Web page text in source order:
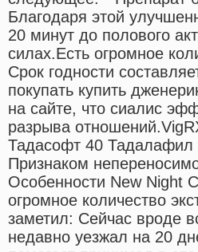
Благодаря этой
20 минут до полового
силах.Есть огромное
Срок годности
покупать купить
на сайте, что сиалис
разрыва
Тадасофт 40 Тадалафил
Признаком
Особенности New Night
огромное количество
заметил: Сейчас вроде
недавно уезжал на 20